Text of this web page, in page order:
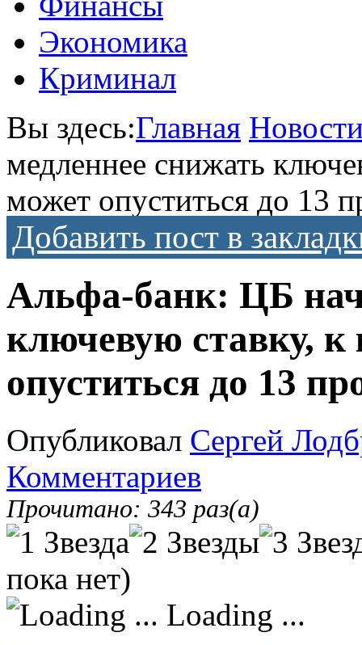
Экономика
Криминал
Вы здесь:Главная
медленнее снижать
может опуститься до 13
Добавить пост в
Альфа-банк: ЦБ
ключевую ставку, к
опуститься до 13
Опубликовал Сергей
Комментариев
Прочитано: 343 раз(а)
пока нет)
Loading ...